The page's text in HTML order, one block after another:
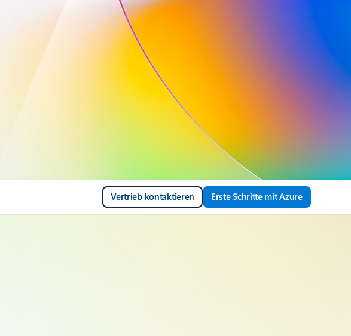
Vertrieb kontaktieren Erste Schritte mit Azure